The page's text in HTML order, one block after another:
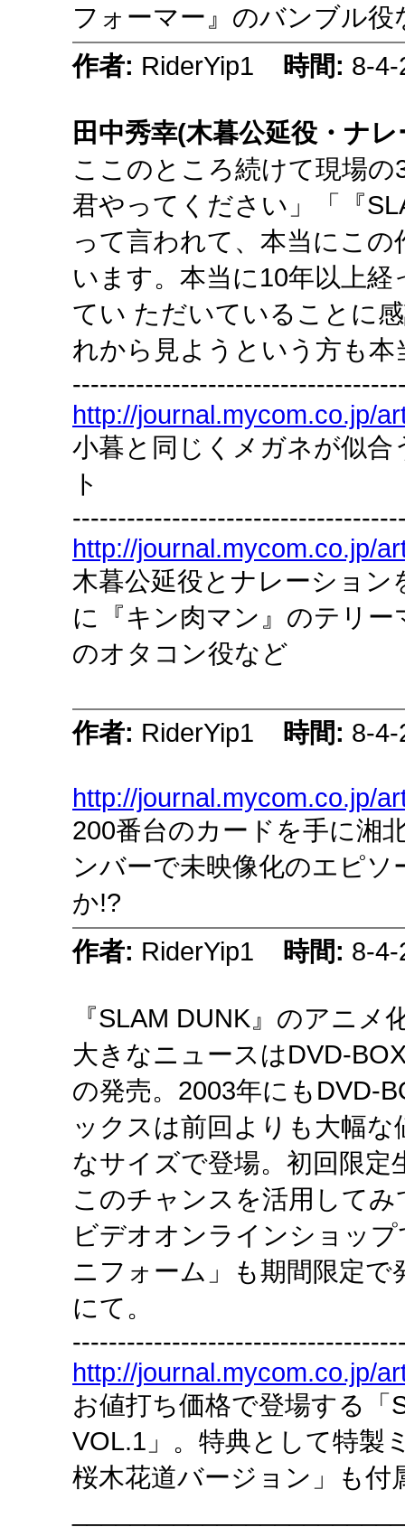
フォーマー』のバンブル役
作者: RiderYip1 時間: 8-
田中秀幸(木暮公延役・ナ
ここのところ続けて現場
君やってください」「『
って言われて、本当にこ
います。本当に10年以上
てい ただいていることに
れから見ようという方も
http://journal.mycom.co.jp/
小暮と同じくメガネが似
ト
http://journal.mycom.co.jp/
木暮公延役とナレーション
に『キン肉マン』のテリ
のオタコン役など
作者: RiderYip1 時間: 8-
http://journal.mycom.co.jp/
200番台のカードを手に湘
ンバーで未映像化のエピ
か!?
作者: RiderYip1 時間: 8-
『SLAM DUNK』のアニ
大きなニュースはDVD-
の発売。2003年にもDVD-
ックスは前回よりも大幅
なサイズで登場。初回限
このチャンスを活用して
ビデオオンラインショッ
ニフォーム」も期間限定
にて。
http://journal.mycom.co.jp/
お値打ち価格で登場する「
VOL.1」。特典として特製
桜木花道バージョン」も付